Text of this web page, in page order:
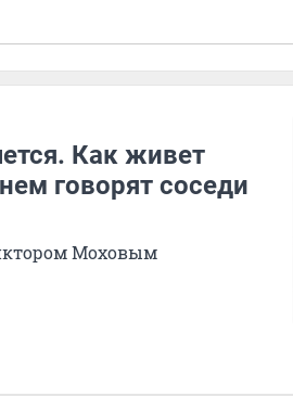
Как живет
говорят соседи
Моховым